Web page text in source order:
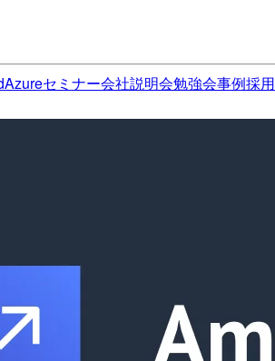
Azureセミナー会社説明会勉強会事例採用